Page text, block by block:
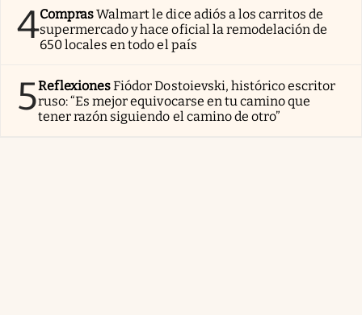
4ComprasWalmart le dice adiós a los carritos de
supermercado y hace oficial la remodelación de
650 locales en todo el país
5ReflexionesFiódor Dostoievski, histórico escritor
ruso: “Es mejor equivocarse en tu camino que
tener razón siguiendo el camino de otro”